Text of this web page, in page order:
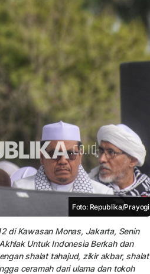
Foto: Republika/Prayogi
di Kawasan Monas, Jakarta, Senin
Untuk Indonesia Berkah dan
shalat tahajud, zikir akbar, shalat
ceramah dari ulama dan tokoh